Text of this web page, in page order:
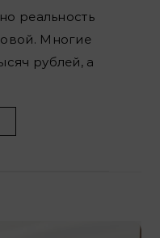
реальность
Многие
рублей, а